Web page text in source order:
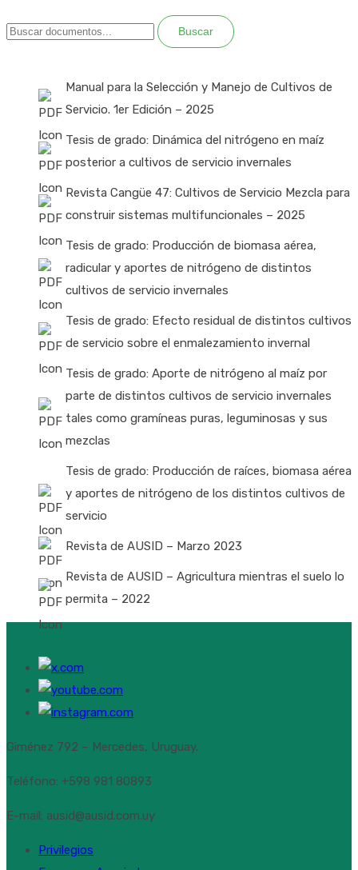
Buscar
Manual para la Selección y Manejo de Cultivos de
Servicio. 1er Edición – 2025
Tesis de grado: Dinámica del nitrógeno en maíz
posterior a cultivos de servicio invernales
Revista Cangüe 47: Cultivos de Servicio Mezcla para
construir sistemas multifuncionales – 2025
Tesis de grado: Producción de biomasa aérea,
radicular y aportes de nitrógeno de distintos
cultivos de servicio invernales
Tesis de grado: Efecto residual de distintos cultivos
de servicio sobre el enmalezamiento invernal
Tesis de grado: Aporte de nitrógeno al maíz por
parte de distintos cultivos de servicio invernales
tales como gramíneas puras, leguminosas y sus
mezclas
Tesis de grado: Producción de raíces, biomasa aérea
y aportes de nitrógeno de los distintos cultivos de
servicio
Revista de AUSID – Marzo 2023
Revista de AUSID – Agricultura mientras el suelo lo
permita – 2022
Giménez 792 – Mercedes, Uruguay.
Teléfono: +598 981 80893
E-mail: ausid@ausid.com.uy
Privilegios